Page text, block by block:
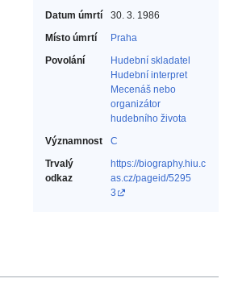
Datum úmrtí
30. 3. 1986
Místo úmrtí
Praha
Povolání
Hudební skladatel‎
Hudební interpret‎
Mecenáš nebo
organizátor
hudebního života‎
Významnost
C
Trvalý
odkaz
https://biography.hiu.c
as.cz/pageid/5295
3